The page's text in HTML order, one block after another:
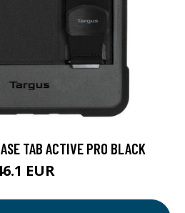
TAB ACTIVE PRO BLACK
EUR